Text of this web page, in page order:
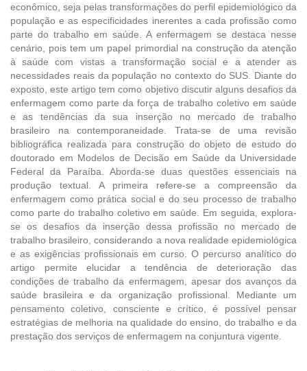
econômico, seja pelas transformações do perfil epidemiológico da
população e as especificidades inerentes a cada profissão como
parte do trabalho em saúde. A enfermagem se destaca nesse
cenário, pois tem um papel primordial na construção da atenção
à saúde com vistas a transformação social e a atender as
necessidades reais da população no contexto do SUS. Diante do
exposto, este artigo tem como objetivo discutir alguns desafios da
enfermagem como parte da força de trabalho coletivo em saúde
e as tendências da sua inserção no mercado de trabalho
brasileiro na contemporaneidade. Trata-se de uma revisão
bibliográfica realizada para construção do objeto de estudo do
doutorado em Modelos de Decisão em Saúde da Universidade
Federal da Paraíba. Aborda-se duas questões essenciais na
produção textual. A primeira refere-se a compreensão da
enfermagem como prática social e do seu processo de trabalho
como parte do trabalho coletivo em saúde. Em seguida, explora-
se os desafios da inserção dessa profissão no mercado de
trabalho brasileiro, considerando a nova realidade epidemiológica
e as exigências profissionais em curso. O percurso analítico do
artigo permite elucidar a tendência de deterioração das
condições de trabalho da enfermagem, apesar dos avanços da
saúde brasileira e da organização profissional. Mediante um
pensamento coletivo, consciente e crítico, é possível pensar
estratégias de melhoria na qualidade do ensino, do trabalho e da
prestação dos serviços de enfermagem na conjuntura vigente.